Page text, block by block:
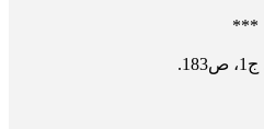
***